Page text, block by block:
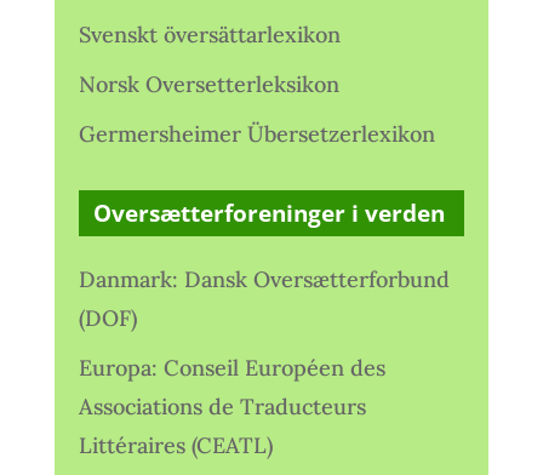
Svenskt översättarlexikon
Norsk Oversetterleksikon
Germersheimer Übersetzerlexikon
Oversætterforeninger i verden
Danmark: Dansk Oversætterforbund
(DOF)
Europa: Conseil Européen des
Associations de Traducteurs
Littéraires (CEATL)